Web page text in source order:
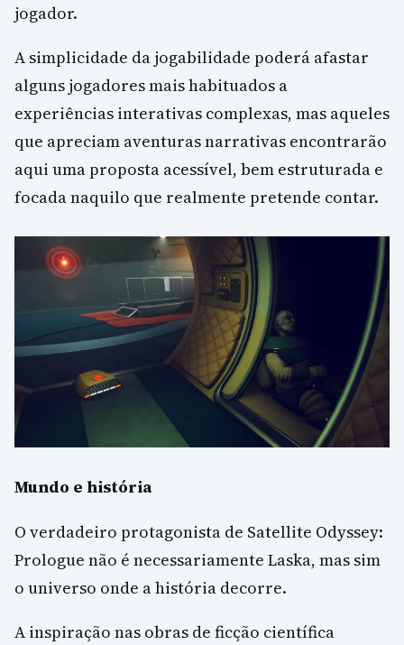
jogador.
A simplicidade da jogabilidade poderá afastar
alguns jogadores mais habituados a
experiências interativas complexas, mas aqueles
que apreciam aventuras narrativas encontrarão
aqui uma proposta acessível, bem estruturada e
focada naquilo que realmente pretende contar.
Mundo e história
O verdadeiro protagonista de Satellite Odyssey:
Prologue não é necessariamente Laska, mas sim
o universo onde a história decorre.
A inspiração nas obras de ficção científica